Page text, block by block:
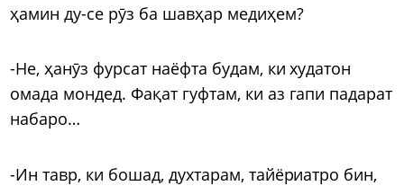
ҳамин ду-се рӯз ба шавҳар медиҳем?
-Не, ҳанӯз фурсат наёфта будам, ки худатон
омада мондед. Фақат гуфтам, ки аз гапи падарат
набаро…
-Ин тавр, ки бошад, духтарам, тайёриатро бин,